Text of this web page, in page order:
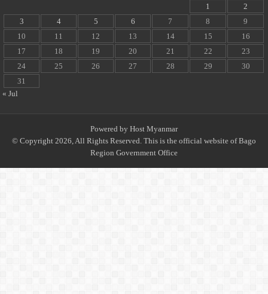
1
2
3
4 5 6 7 8
9
10
11 12 13 14 15
16
17
18 19 20 21 22
23
24
25 26 27 28 29
30
31
« Jul
Powered by Host Myanmar
© Copyright 2026, All Rights Reserved. This is the official website of Bago
Region Government Office